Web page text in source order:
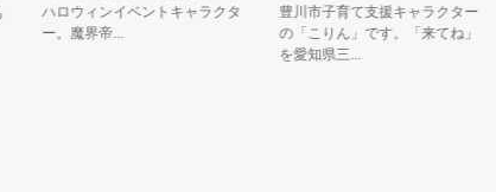
ハロウィンイベントキャラクタ
ー。魔界帝...
豊川市子育て支援キャラクター
の「こりん」です。「来てね」
を愛知県三...